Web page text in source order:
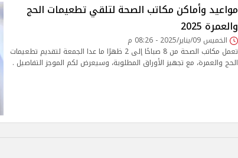
مواعيد وأماكن مكاتب الصحة لتلقي تطعيمات الحج
والعمرة 2025
الخميس 09/يناير/2025 - 08:26 م
تعمل مكاتب الصحة من 8 صباحًا إلى 2 ظهرًا ما عدا الجمعة لتقديم تطعيمات
الحج والعمرة، مع تجهيز الأوراق المطلوبة، وسيعرض لكم الموجز التفاصيل .